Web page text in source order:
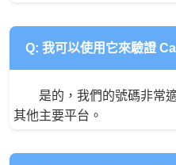
Q: 我可以使用它來驗證
是的，我們的號碼非常
其他主要平台。